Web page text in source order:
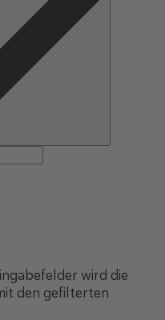
wird die
den gefilterten